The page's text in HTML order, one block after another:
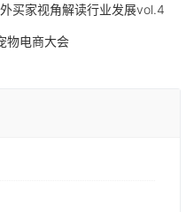
买家视角解读行业发展vol.4
物电商大会